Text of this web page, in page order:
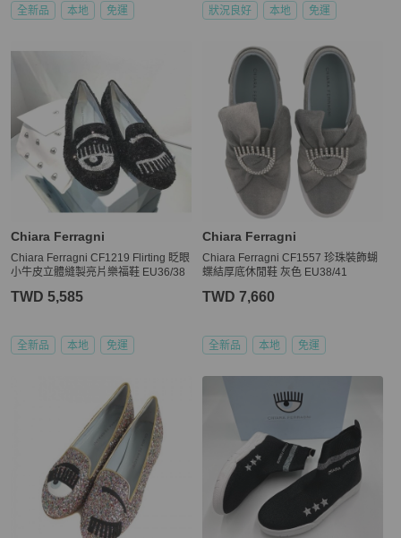
全新品 本地 免運 狀況良好 本地 免運
Chiara Ferragni
Chiara Ferragni CF1219 Flirting 眨眼
小牛皮立體縫製亮片樂福鞋 EU36/38
TWD 5,585
全新品 本地 免運
Chiara Ferragni
Chiara Ferragni CF1557 珍珠裝飾蝴
蝶結厚底休閒鞋 灰色 EU38/41
TWD 7,660
全新品 本地 免運